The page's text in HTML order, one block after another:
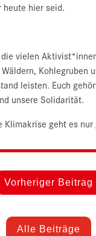
heute hier seid.
die vielen
Kohlegruben
leisten. Euch
unsere Solidarität.
Klimakrise geht es nur
Vorheriger Beitrag
Alle Beiträge